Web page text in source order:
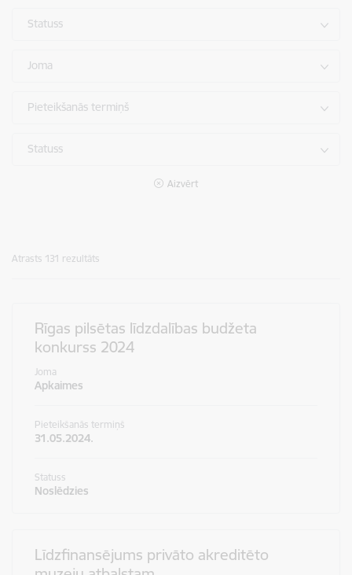
Statuss
Joma
Pieteikšanās termiņš
Statuss
Aizvērt
Atrasts 131 rezultāts
Rīgas pilsētas līdzdalības budžeta
konkurss 2024
Joma
Apkaimes
Pieteikšanās termiņš
31.05.2024.
Statuss
Noslēdzies
Līdzfinansējums privāto akreditēto